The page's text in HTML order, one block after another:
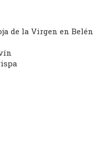
de la Virgen en Belén